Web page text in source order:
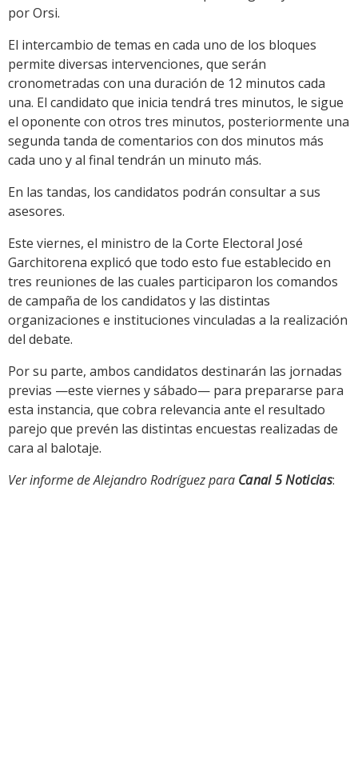
por Orsi.
El intercambio de temas en cada uno de los bloques
permite diversas intervenciones, que serán
cronometradas con una duración de 12 minutos cada
una. El candidato que inicia tendrá tres minutos, le sigue
el oponente con otros tres minutos, posteriormente una
segunda tanda de comentarios con dos minutos más
cada uno y al final tendrán un minuto más.
En las tandas, los candidatos podrán consultar a sus
asesores.
Este viernes, el ministro de la Corte Electoral José
Garchitorena explicó que todo esto fue establecido en
tres reuniones de las cuales participaron los comandos
de campaña de los candidatos y las distintas
organizaciones e instituciones vinculadas a la realización
del debate.
Por su parte, ambos candidatos destinarán las jornadas
previas —este viernes y sábado— para prepararse para
esta instancia, que cobra relevancia ante el resultado
parejo que prevén las distintas encuestas realizadas de
cara al balotaje.
Ver informe de Alejandro Rodríguez para Canal 5 Noticias: